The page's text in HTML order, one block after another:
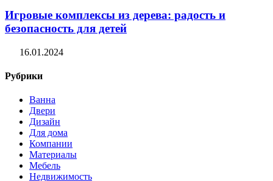
Игровые комплексы из дерева: радость и
безопасность для детей
16.01.2024
Рубрики
Ванна
Двери
Дизайн
Для дома
Компании
Материалы
Мебель
Недвижимость